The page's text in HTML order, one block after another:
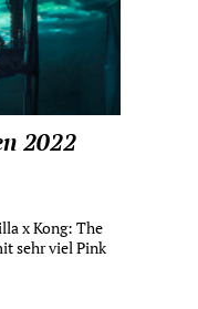
2022
x Kong: The
sehr viel Pink